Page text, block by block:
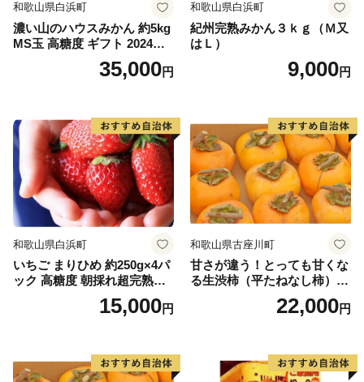
和歌山県白浜町
濃い山のハウスみかん 約5kg
MS玉 高糖度 ギフト 2024年7
35,000円
和歌山県白浜町
紀州完熟みかん３ｋｇ（Ｍ又
はＬ）
9,000円
和歌山県白浜町
いちご まりひめ 約250g×4パ
ック 高糖度 朝採れ超完熟ま
りひめ 1月以降発送分
15,000円
和歌山県古座川町
甘さが違う！とっても甘くな
る生渋柿（平たねなし柿）吊
ップ付約4.5～5kg 約24～30
22,000円